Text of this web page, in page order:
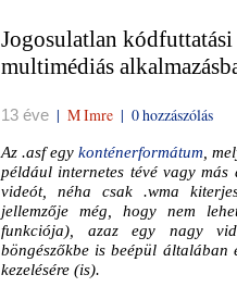
Jogosulatlan
multimédiás
13 éve | M Imre | 0 hozzászólás
Az .asf egy konténerformátum ,
például internetes tévé vagy más
videót, néha csak .wma
jellemzője még, hogy nem
funkciója), azaz egy nagy
böngészőkbe is beépül
kezelésére (is).